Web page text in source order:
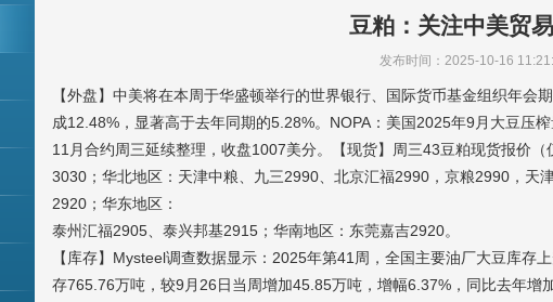
豆粕：关注中美贸
发布时间：2025-10-16
【外盘】中美将在本周于华盛顿举行的世界银行、国际货币基金组织年会
成12.48%，显著高于去年同期的5.28%。NOPA：美国2025年9月大豆压
11月合约周三延续整理，收盘1007美分。【现货】周三43豆粕现货报价
3030；华北地区：天津中粮、九三2990、北京汇福2990，京粮2990，天
2920；华东地区：
泰州汇福2905、泰兴邦基2915；华南地区：东莞嘉吉2920。
【库存】Mysteel调查数据显示：2025年第41周，全国主要油厂大豆库存
存765.76万吨，较9月26日当周增加45.85万吨，增幅6.37%，同比去年增